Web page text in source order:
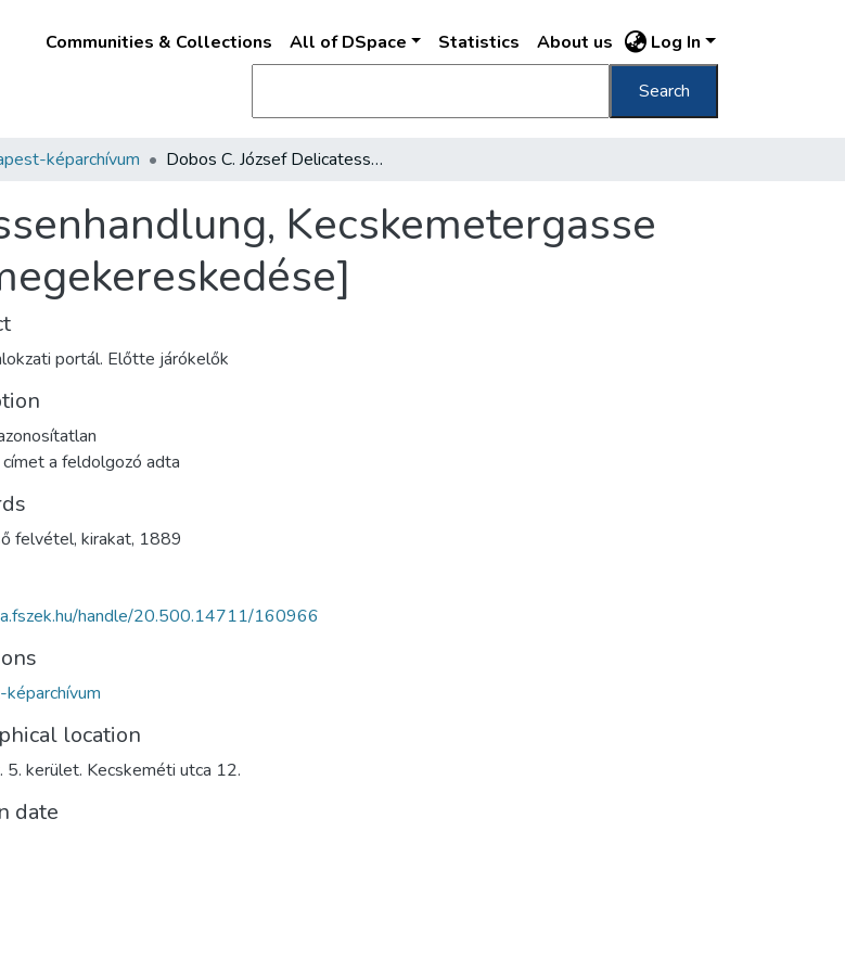
Communities & Collections All of DSpace Statistics About us Log In
Search
képarchívum Dobos C. József Delicatessenhandlung, Kecskemetergasse 12. [Dobos C. József csemegekereskedése]
Kecskemetergasse
portál. Előtte járókelők
a feldolgozó adta
felvétel, kirakat, 1889
handle/20.500.14711/160966
location
5. kerület. Kecskeméti utca 12.
date